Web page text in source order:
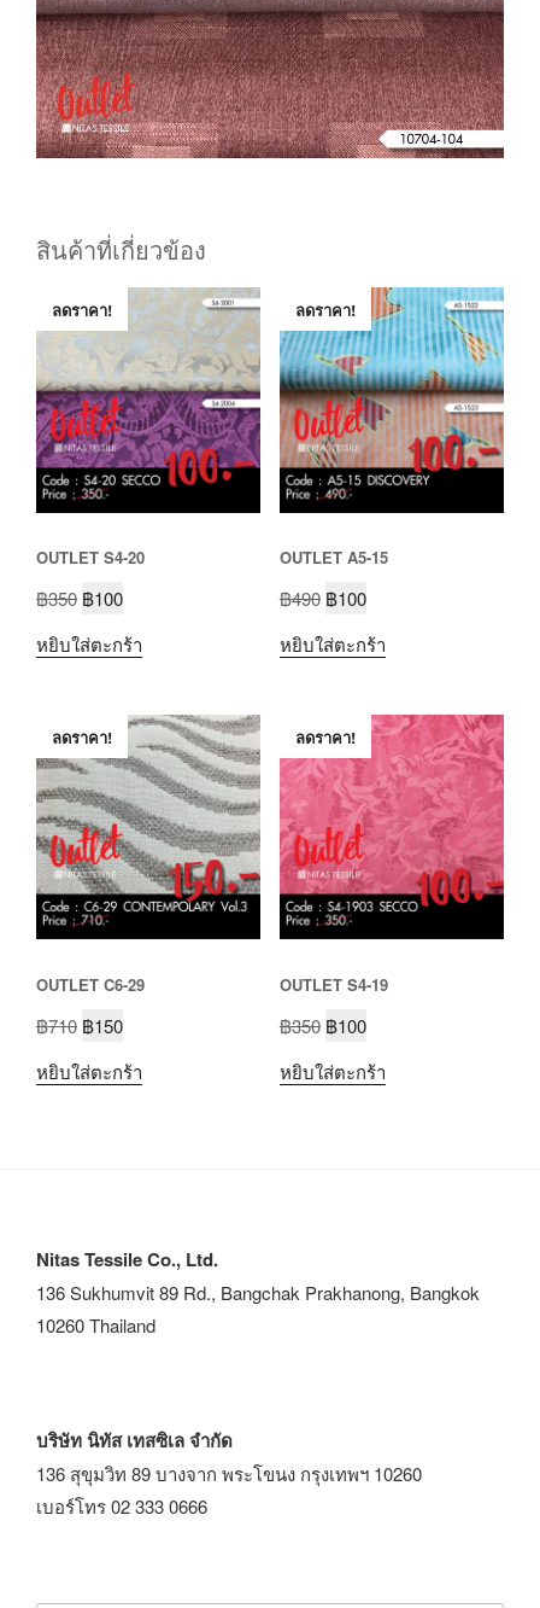
สินค้าที่เกี่ยวข้อง
ลดราคา!
OUTLET S4-20
฿350 ฿100
หยิบใส่ตะกร้า
ลดราคา!
OUTLET A5-15
฿490 ฿100
หยิบใส่ตะกร้า
ลดราคา!
OUTLET C6-29
฿710 ฿150
หยิบใส่ตะกร้า
ลดราคา!
OUTLET S4-19
฿350 ฿100
หยิบใส่ตะกร้า
Nitas Tessile Co., Ltd.
136 Sukhumvit 89 Rd., Bangchak Prakhanong, Bangkok
10260 Thailand
บริษัท นิทัส เทสซิเล จำกัด
136 สุขุมวิท 89 บางจาก พระโขนง กรุงเทพฯ 10260
เบอร์โทร 02 333 0666